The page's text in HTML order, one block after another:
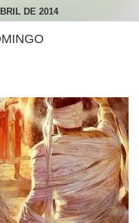
DE 2014